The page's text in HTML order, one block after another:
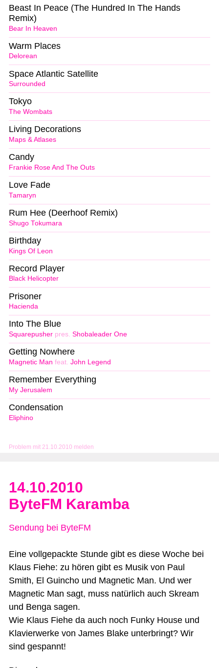
Problem mit 21.10.2010 melden
Bear In Heaven
Beast In Peace (The Hundred In The Hands
Remix)
Delorean
Warm Places
Surrounded
Space Atlantic Satellite
The Wombats
Tokyo
Maps & Atlases
Living Decorations
Frankie Rose And The Outs
Candy
Tamaryn
Love Fade
Shugo Tokumara
Rum Hee (Deerhoof Remix)
Kings Of Leon
Birthday
Black Helicopter
Record Player
Hacienda
Prisoner
Squarepusher pres. Shobaleader One
Into The Blue
Magnetic Man feat. John Legend
Getting Nowhere
My Jerusalem
Remember Everything
Eliphino
Condensation
14.10.2010
ByteFM Karamba
Sendung bei ByteFM
Eine vollgepackte Stunde gibt es diese Woche bei
Klaus Fiehe: zu hören gibt es Musik von Paul
Smith, El Guincho und Magnetic Man. Und wer
Magnetic Man sagt, muss natürlich auch Skream
und Benga sagen.
Wie Klaus Fiehe da auch noch Funky House und
Klavierwerke von James Blake unterbringt? Wir
sind gespannt!